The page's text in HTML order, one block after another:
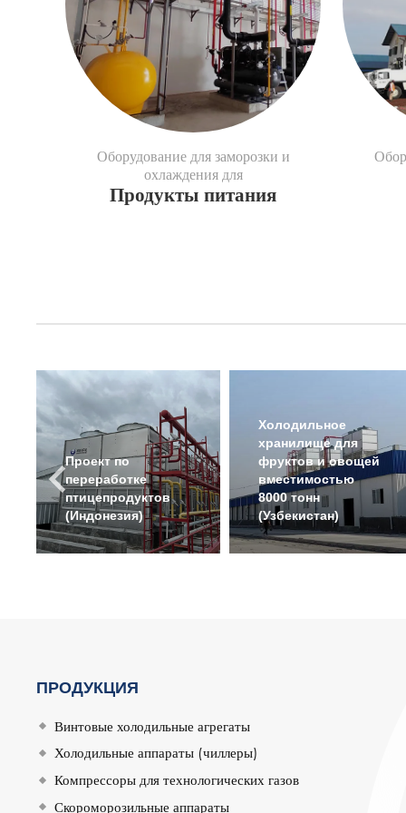
Оборудование для заморозки и
охлаждения для
Продукты питания
Проект по
переработке
птицепродуктов
(Индонезия)
Холодильное
хранилище для
фруктов и овощей
вместимостью
8000 тонн
(Узбекистан)
ПРОДУКЦИЯ
Винтовые холодильные агрегаты
Холодильные аппараты (чиллеры)
Компрессоры для технологических газов
Скороморозильные аппараты